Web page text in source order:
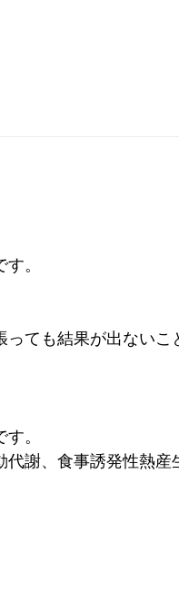
。
っても結果が出ないこ
。
代謝、食事誘発性熱産